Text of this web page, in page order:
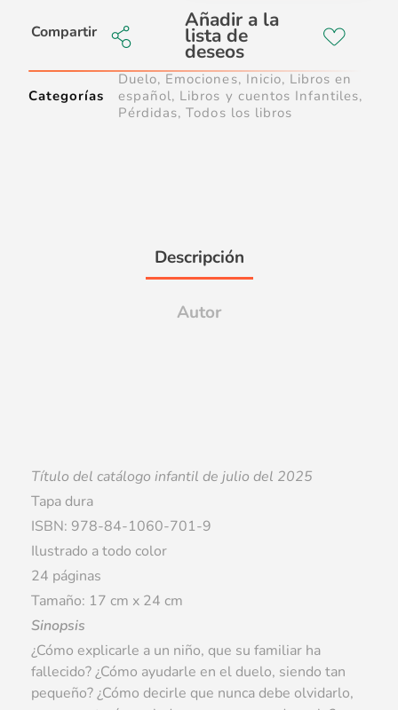
Compartir
Categorías
Duelo, Emociones, Inicio, Libros en
español, Libros y cuentos Infantiles,
Pérdidas,Todos los libros
Descripción
Autor
Título del catálogo infantil de julio del 2025
Tapa dura
ISBN: 978-84-1060-701-9
Ilustrado a todo color
24 páginas
Tamaño: 17 cm x 24 cm
Sinopsis
¿Cómo explicarle a un niño, que su familiar ha
fallecido? ¿Cómo ayudarle en el duelo, siendo tan
pequeño? ¿Cómo decirle que nunca debe olvidarlo,